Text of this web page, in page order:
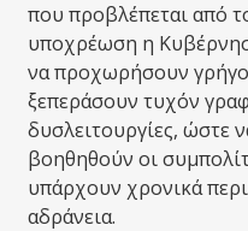
που προβλέπεται από
υποχρέωση η
να προχωρήσουν
ξεπεράσουν τυχόν
δυσλειτουργίες, ώστε
βοηθηθούν οι
υπάρχουν χρονικά
αδράνεια.